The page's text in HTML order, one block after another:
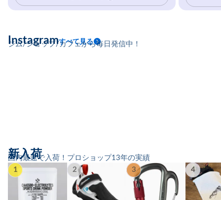
ジム/ショップ/カフェから毎日発信中！
Instagramすべて見る
国内最速で入荷！プロショップ13年の実績
新入荷
1 2 3 4